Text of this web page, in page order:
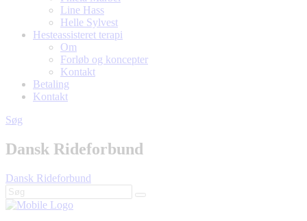
Line Hass
Helle Sylvest
Hesteassisteret terapi
Om
Forløb og koncepter
Kontakt
Betaling
Kontakt
Søg
Dansk Rideforbund
Dansk Rideforbund